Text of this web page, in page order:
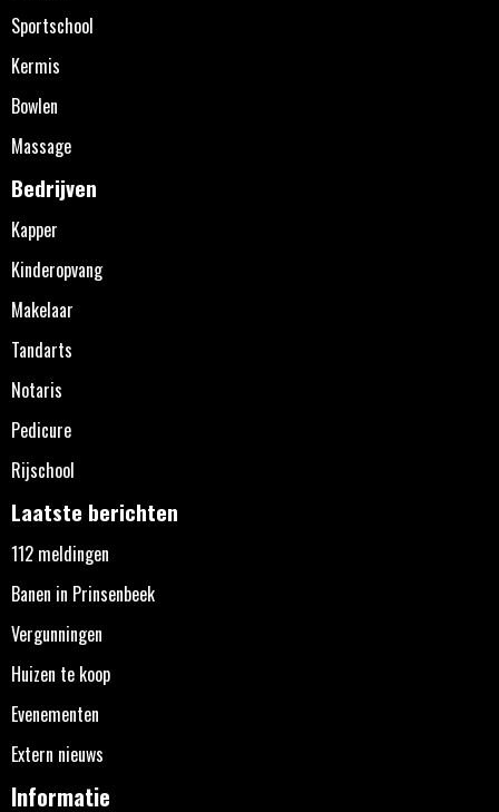
Sportschool
Kermis
Bowlen
Massage
Bedrijven
Kapper
Kinderopvang
Makelaar
Tandarts
Notaris
Pedicure
Rijschool
Laatste berichten
112 meldingen
Banen in Prinsenbeek
Vergunningen
Huizen te koop
Evenementen
Extern nieuws
Informatie